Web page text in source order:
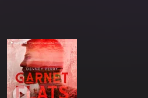
avšak když je na pozemku
výběr a jejich cesty se protnou.
Griffin si uvědomí, že je ve Winslow
Pro něj. I pro vraha.